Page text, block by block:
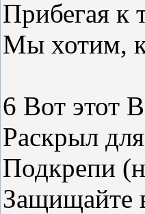
Прибегая к
Мы хотим,
6 Вот этот
Раскрыл
Подкрепи
Защищайте